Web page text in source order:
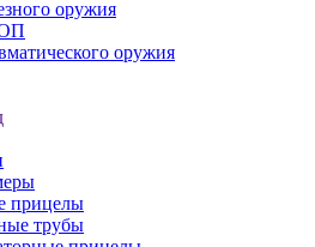
оружия
оружия
прицелы
трубы